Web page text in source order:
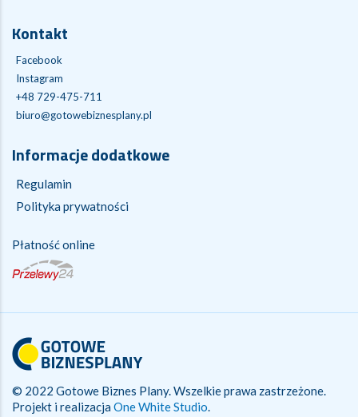
Kontakt
Facebook
Instagram
+48 729-475-711
biuro@gotowebiznesplany.pl
Informacje dodatkowe
Regulamin
Polityka prywatności
Płatność online
© 2022 Gotowe Biznes Plany. Wszelkie prawa zastrzeżone.
Projekt i realizacja One White Studio